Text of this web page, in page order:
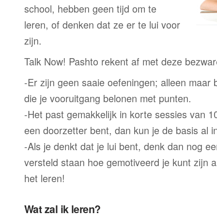
school, hebben geen tijd om te
leren, of denken dat ze er te lui voor
zijn.
Talk Now! Pashto rekent af met deze
-Er zijn geen saaie oefeningen; alleen maar
die je vooruitgang belonen met punten.
-Het past gemakkelijk in korte sessies van
een doorzetter bent, dan kun je de basis al
-Als je denkt dat je lui bent, denk dan nog
versteld staan hoe gemotiveerd je kunt zijn
het leren!
Wat zal ik leren?